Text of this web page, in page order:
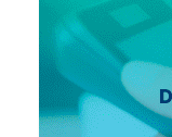
Agenda
Editais e
Eleições